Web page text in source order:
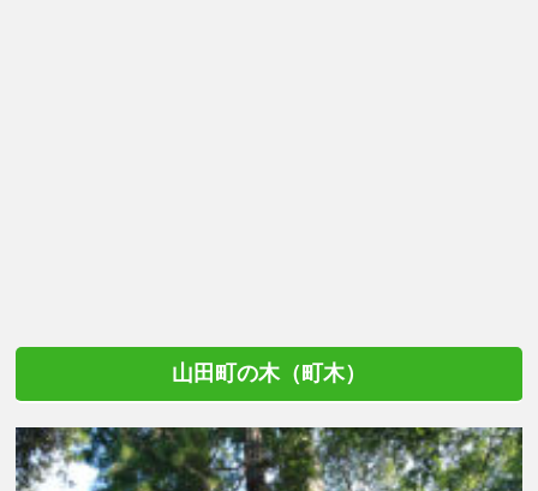
山田町の木（町木）